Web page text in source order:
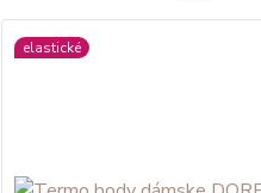
elastické